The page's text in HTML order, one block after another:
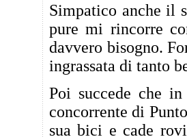
Simpatico anche il
pure mi rincorre
davvero bisogno.
ingrassata di tanto
Poi succede che
concorrente di
sua bici e cade